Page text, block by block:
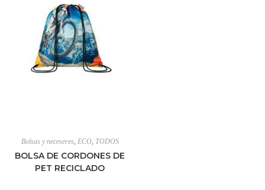
Bolsas y neceseres, ECO, TODOS
BOLSA DE CORDONES DE
PET RECICLADO